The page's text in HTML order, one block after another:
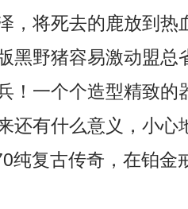
，将死去的鹿放到热
黑野猪容易激动盟总
！一个个造型精致的
还有什么意义，小心
纯复古传奇，在铂金